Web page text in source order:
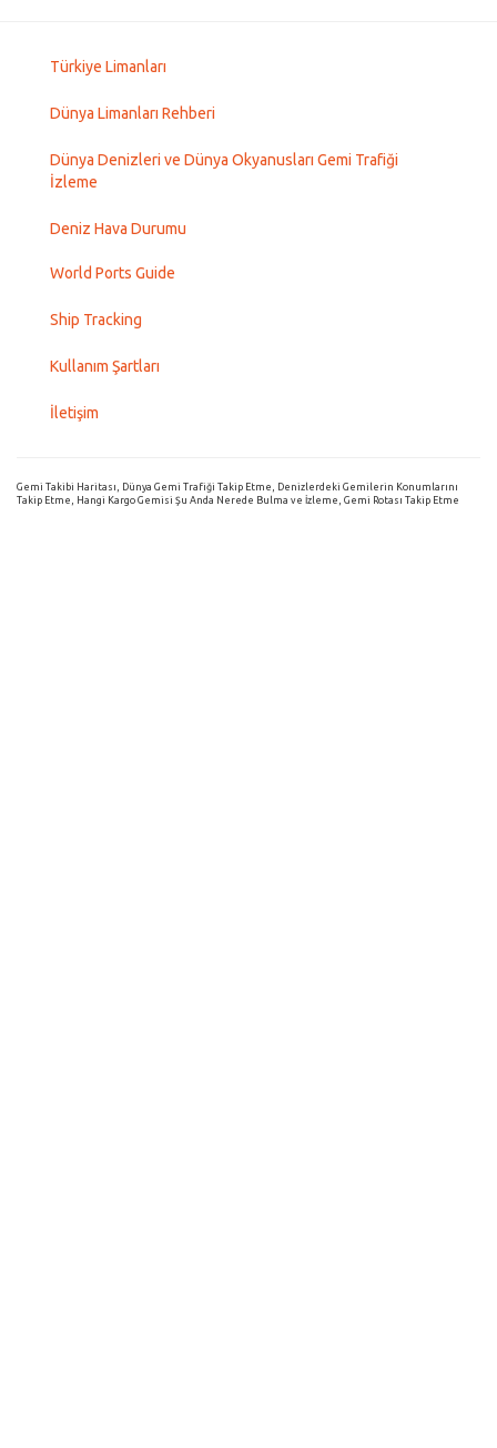
Türkiye Limanları
Dünya Limanları Rehberi
Dünya Denizleri ve Dünya Okyanusları Gemi Trafiği
İzleme
Deniz Hava Durumu
World Ports Guide
Ship Tracking
Kullanım Şartları
İletişim
Gemi Takibi Haritası, Dünya Gemi Trafiği Takip Etme, Denizlerdeki Gemilerin Konumlarını
Takip Etme, Hangi Kargo Gemisi Şu Anda Nerede Bulma ve İzleme, Gemi Rotası Takip Etme